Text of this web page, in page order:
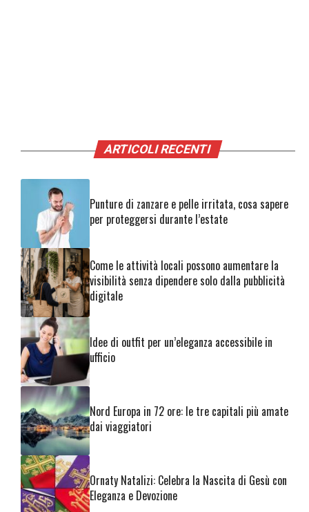
ARTICOLI RECENTI
Punture di zanzare e pelle irritata, cosa sapere
per proteggersi durante l’estate
Come le attività locali possono aumentare la
visibilità senza dipendere solo dalla pubblicità
digitale
Idee di outfit per un’eleganza accessibile in
ufficio
Nord Europa in 72 ore: le tre capitali più amate
dai viaggiatori
Ornaty Natalizi: Celebra la Nascita di Gesù con
Eleganza e Devozione